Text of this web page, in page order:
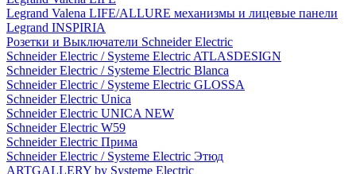
Legrand Valena LIFE/ALLURE механизмы и лицевые панели
Legrand INSPIRIA
Розетки и Выключатели Schneider Electric
Schneider Electric / Systeme Electric ATLASDESIGN
Schneider Electric / Systeme Electric Blanca
Schneider Electric / Systeme Electric GLOSSA
Schneider Electric Unica
Schneider Electric UNICA NEW
Schneider Electric W59
Schneider Electric Прима
Schneider Electric / Systeme Electric Этюд
ARTGALLERY by Systeme Electric